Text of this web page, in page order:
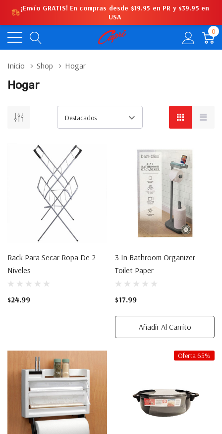
¡Envío GRATIS! En compras desde $19.95 en PR y $39.95 en
USA
0
Inicio Shop Hogar
Hogar
Rack Para Secar Ropa De 2
Niveles
$24.99
3 In Bathroom Organizer
Toilet Paper
$17.99
Añadir Al Carrito
Oferta 65%